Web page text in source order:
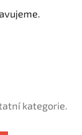
kategorie.